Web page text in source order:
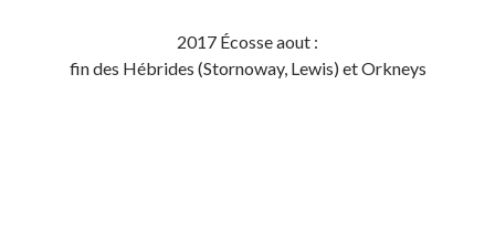
2017 Écosse aout :
fin des Hébrides (Stornoway, Lewis) et Orkneys